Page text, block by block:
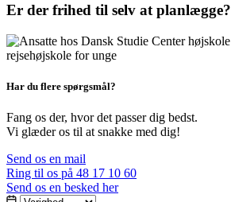
Er der frihed til selv at planlægge?
Har du flere spørgsmål?
Fang os der, hvor det passer dig bedst.
Vi glæder os til at snakke med dig!
Send os en mail
Ring til os på 48 17 10 60
Send os en besked her